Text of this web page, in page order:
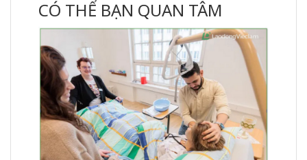
CÓ THỂ BẠN QUAN TÂM